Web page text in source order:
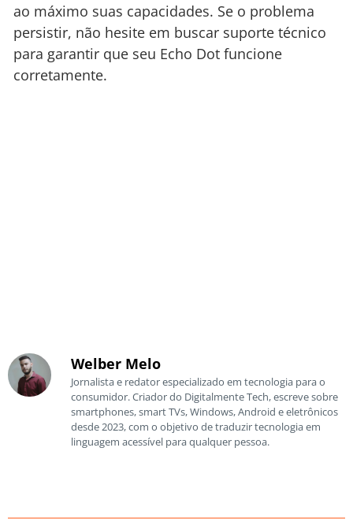
ao máximo suas capacidades. Se o problema
persistir, não hesite em buscar suporte técnico
para garantir que seu Echo Dot funcione
corretamente.
Welber Melo
Jornalista e redator especializado em tecnologia para o
consumidor. Criador do Digitalmente Tech, escreve sobre
smartphones, smart TVs, Windows, Android e eletrônicos
desde 2023, com o objetivo de traduzir tecnologia em
linguagem acessível para qualquer pessoa.